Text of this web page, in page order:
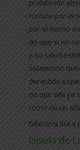
prohibición
tortura por el
por el hecho
de que si no
y su salud
solamente
derechos
de que ella ya
como de un
falleciera iba a
Gisela de